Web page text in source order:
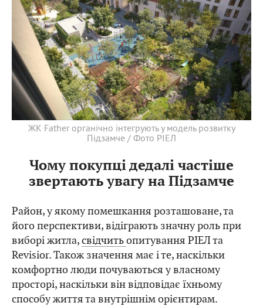
ЖК Father органічно інтегрують у модель розвитку
Підзамче / Фото РІЕЛ
Чому покупці дедалі частіше
звертають увагу на Підзамче
Район, у якому помешкання розташоване, та
його перспективи, відіграють значну роль при
виборі житла,свідчитьопитування РІЕЛ та
Revisior. Також значення має і те, наскільки
комфортно люди почуваються у власному
просторі, наскільки він відповідає їхньому
способу життя та внутрішнім орієнтирам.